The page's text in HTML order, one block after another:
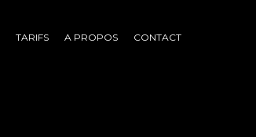
TARIFS A PROPOS CONTACT